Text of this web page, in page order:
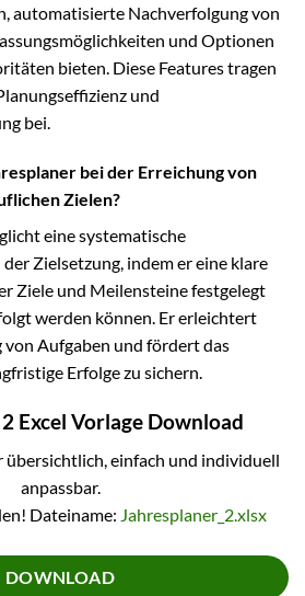
automatisierte Nachverfolgung von
und Optionen
bieten. Diese Features tragen
und
bei.
bei der Erreichung von
Zielen?
eine systematische
Zielsetzung, indem er eine klare
Ziele und Meilensteine festgelegt
werden können. Er erleichtert
Aufgaben und fördert das
Erfolge zu sichern.
Excel Vorlage Download
übersichtlich, einfach und individuell
anpassbar.
Dateiname: Jahresplaner_2.xlsx
DOWNLOAD